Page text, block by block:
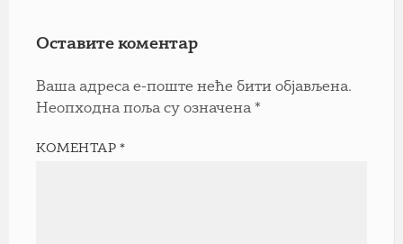
Оставите коментар
Ваша адреса е-поште неће бити објављена.
Неопходна поља су означена *
КОМЕНТАР*